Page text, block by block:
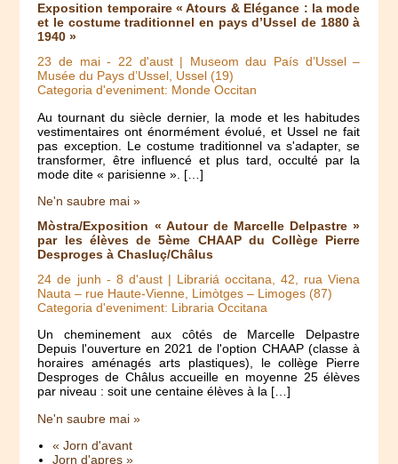
Exposition temporaire « Atours & Elégance : la mode
et le costume traditionnel en pays d’Ussel de 1880 à
1940 »
23 de mai- 22 d'aust| Museom dau País d’Ussel –
Musée du Pays d’Ussel, Ussel (19)
Categoria d'eveniment: Monde Occitan
Au tournant du siècle dernier, la mode et les habitudes
vestimentaires ont énormément évolué, et Ussel ne fait
pas exception. Le costume traditionnel va s'adapter, se
transformer, être influencé et plus tard, occulté par la
mode dite « parisienne ». […]
Ne'n saubre mai »
Mòstra/Exposition « Autour de Marcelle Delpastre »
par les élèves de 5ème CHAAP du Collège Pierre
Desproges à Chasluç/Châlus
24 de junh - 8 d'aust| Librariá occitana, 42, rua Viena
Nauta – rue Haute-Vienne, Limòtges – Limoges (87)
Categoria d'eveniment: Libraria Occitana
Un cheminement aux côtés de Marcelle Delpastre
Depuis l'ouverture en 2021 de l'option CHAAP (classe à
horaires aménagés arts plastiques), le collège Pierre
Desproges de Châlus accueille en moyenne 25 élèves
par niveau : soit une centaine élèves à la […]
Ne'n saubre mai »
« Jorn d'avant
Jorn d'apres »